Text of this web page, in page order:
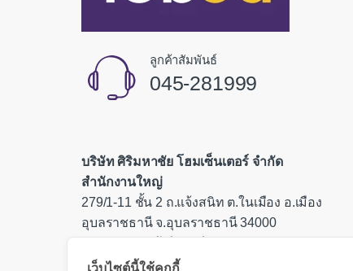
ลูกค้าสัมพันธ์
045-281999
บริษัท ศิริมหาชัย โฮมเซ็นเตอร์ จำกัด
สำนักงานใหญ่
279/1-11 ชั้น 2 ถ.แจ้งสนิท ต.ในเมือง อ.เมือง
อุบลราชธานี จ.อุบลราชธานี 34000
เว็บไซต์นี้ใช้คุกกี้